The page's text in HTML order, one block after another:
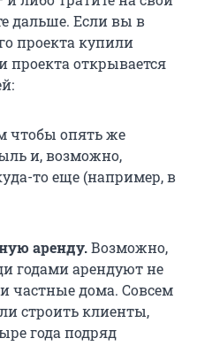
дальше. Если вы в
проекта купили
проекта открывается
чтобы опять же
и, возможно,
то еще (например, в
аренду.Возможно,
годами арендуют не
частные дома. Совсем
строить клиенты,
года подряд